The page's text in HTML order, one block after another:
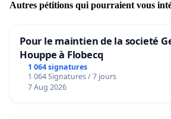
Autres pétitions qui pourraient vous
Pour le maintien de la societé
Houppe à Flobecq
1 064 signatures
1 064 Signatures / 7 jours
7 Aug 2026